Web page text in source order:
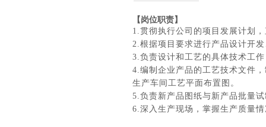
【岗位职责】
1.贯彻执行公司的项目发展计划
2.根据项目要求进行产品设计开
3.负责设计和工艺的具体技术工
4.编制企业产品的工艺技术文件
生产车间工艺平面布置图。
5.负责新产品图纸与新产品批量
6.深入生产现场，掌握生产质量